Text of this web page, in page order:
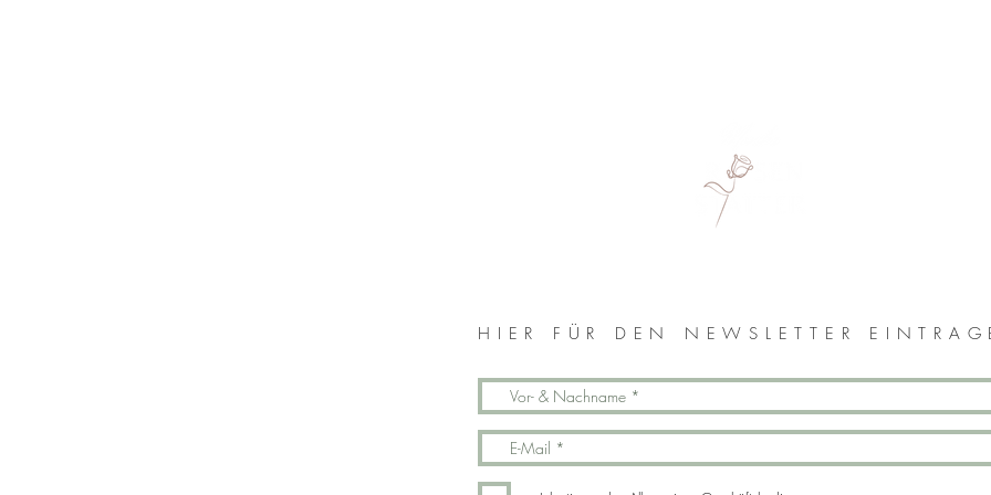
HIER FÜR DEN NEWSLETTER